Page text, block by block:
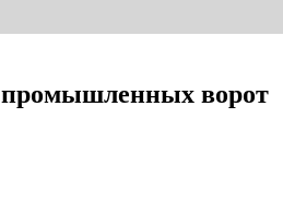
ворот